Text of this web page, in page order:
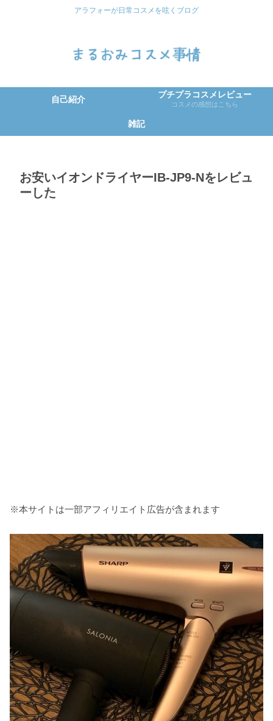
アラフォーが日常コスメを呟くブログ
自己紹介 プチプラコスメレビュー
コスメの感想はこちら
雑記
お安いイオンドライヤーIB-JP9-Nをレビュ
ーした
※本サイトは一部アフィリエイト広告が含まれます